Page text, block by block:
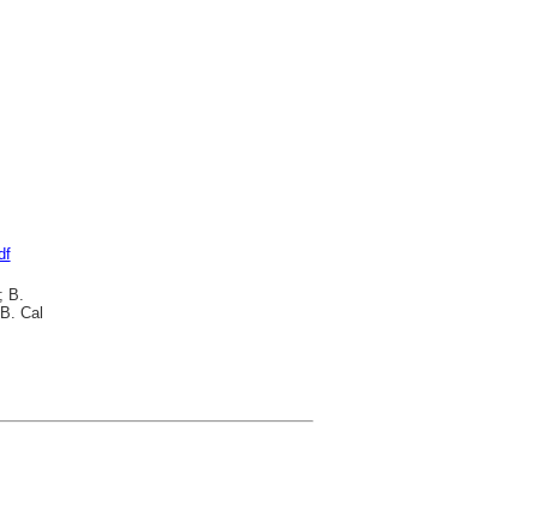
B.
Cal